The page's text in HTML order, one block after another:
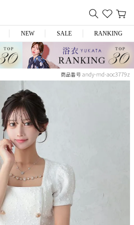
NEW SALE RANKING
商品番号 andy-md-aoc3779z